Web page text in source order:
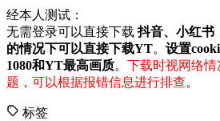
经本人测试：
无需登录可以直接下载抖音、小红书
的情况下可以直接下载YT。 设置
1080和YT最高画质。 下载时视网络
题，可以根据报错信息进行排查。
标签